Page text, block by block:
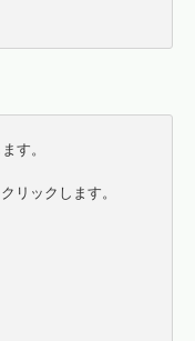
す。
リックします。